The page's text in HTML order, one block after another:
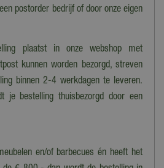
postorder bedrijf of door onze eigen
plaatst in onze webshop met
kunnen worden bezorgd, streven
binnen 2-4 werkdagen te leveren.
je bestelling thuisbezorgd door een
en/of barbecues én heeft het